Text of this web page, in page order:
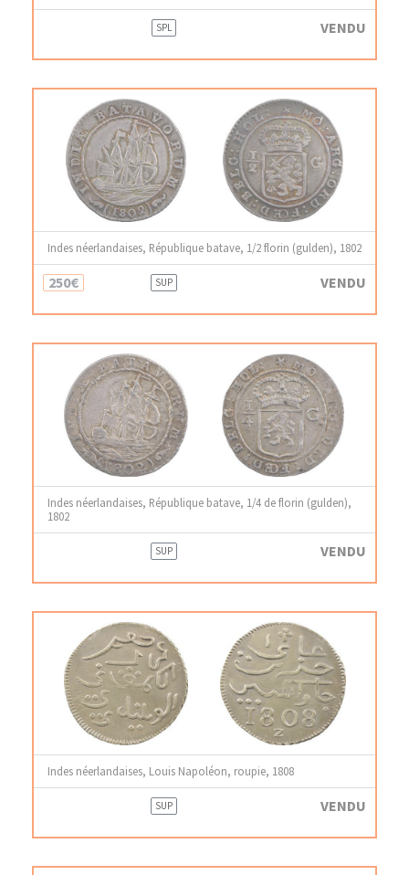
SPL VENDU
Indes néerlandaises, République batave, 1/2 florin (gulden), 1802
250€ SUP VENDU
Indes néerlandaises, République batave, 1/4 de florin (gulden),
1802
SUP VENDU
Indes néerlandaises, Louis Napoléon, roupie, 1808
SUP VENDU